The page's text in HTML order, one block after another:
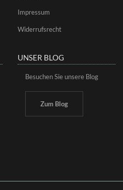
Impressum
Widerrufsrecht
UNSER BLOG
Besuchen Sie unsere Blog
Zum Blog